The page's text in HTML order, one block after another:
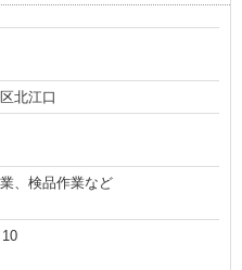
北江口
、検品作業など
情報
あるご質問